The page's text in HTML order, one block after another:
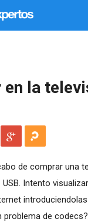
la
de comprar una
Intento
problema de